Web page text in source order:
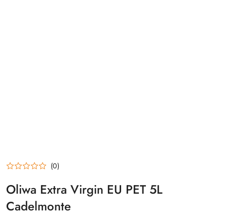
(0)
Oliwa Extra Virgin EU PET 5L
Cadelmonte